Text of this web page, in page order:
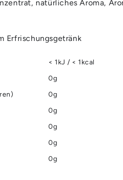
natürliches Aroma,
Erfrischungsgetränk
< 1kJ / < 1kcal
0g
0g
0g
0g
0g
0g